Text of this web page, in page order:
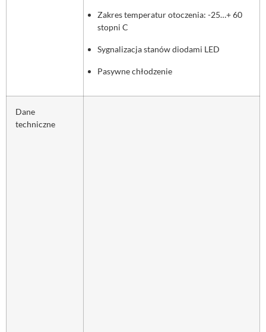
Zakres temperatur otoczenia: -25…+ 60
stopni C
Sygnalizacja stanów diodami LED
Pasywne chłodzenie
Dane
techniczne